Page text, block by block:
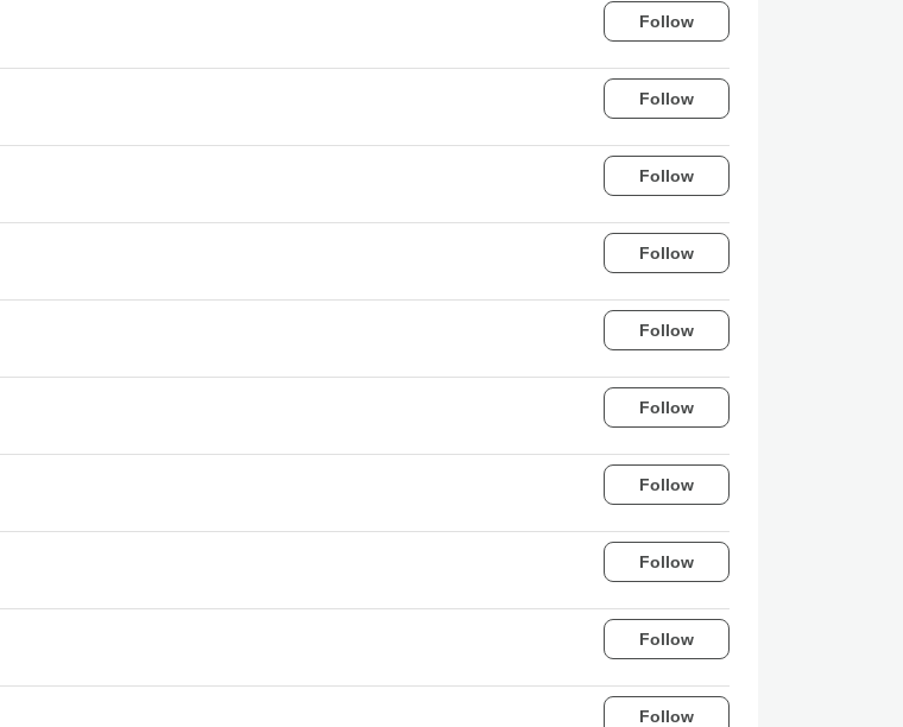
Follow
Follow
Follow
Follow
Follow
Follow
Follow
Follow
Follow
Follow